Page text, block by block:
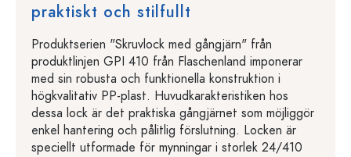
praktiskt och stilfullt
Produktserien "Skruvlock med gångjärn" från
produktlinjen GPI 410 från Flaschenland imponerar
med sin robusta och funktionella konstruktion i
högkvalitativ PP-plast. Huvudkarakteristiken hos
dessa lock är det praktiska gångjärnet som möjliggör
enkel hantering och pålitlig förslutning. Locken är
speciellt utformade för mynningar i storlek 24/410